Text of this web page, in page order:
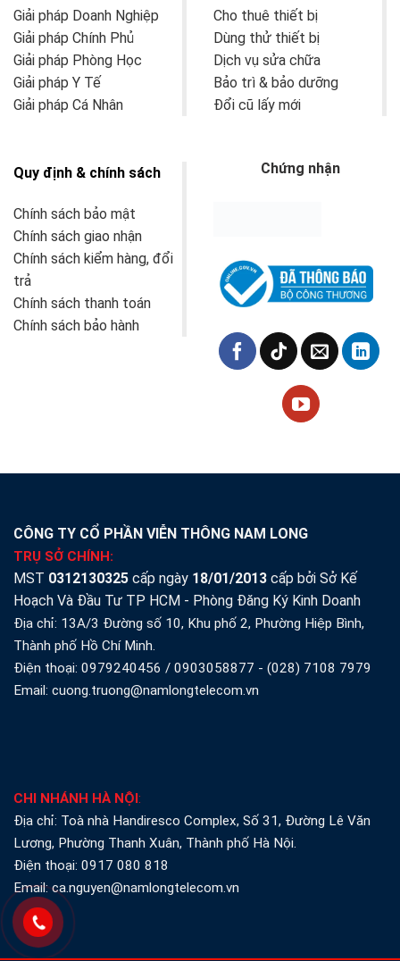
Giải pháp Doanh Nghiệp
Giải pháp Chính Phủ
Giải pháp Phòng Học
Giải pháp Y Tế
Giải pháp Cá Nhân
Cho thuê thiết bị
Dùng thử thiết bị
Dịch vụ sửa chữa
Bảo trì & bảo dưỡng
Đổi cũ lấy mới
Quy định & chính sách
Chính sách bảo mật
Chính sách giao nhận
Chính sách kiểm hàng, đổi
trả
Chính sách thanh toán
Chính sách bảo hành
Chứng nhận
CÔNG TY CỔ PHẦN VIỄN THÔNG NAM LONG
TRỤ SỞ CHÍNH:
MST 0312130325 cấp ngày 18/01/2013 cấp bởi Sở Kế
Hoạch Và Đầu Tư TP HCM - Phòng Đăng Ký Kinh Doanh
Địa chỉ: 13A/3 Đường số 10, Khu phố 2, Phường Hiệp Bình,
Thành phố Hồ Chí Minh.
Điện thoại: 0979240456 / 0903058877 - (028) 7108 7979
Email: cuong.truong@namlongtelecom.vn
CHI NHÁNH HÀ NỘI:
Địa chỉ: Toà nhà Handiresco Complex, Số 31, Đường Lê Văn
Lương, Phường Thanh Xuân, Thành phố Hà Nội.
Điện thoại: 0917 080 818
Email: ca.nguyen@namlongtelecom.vn